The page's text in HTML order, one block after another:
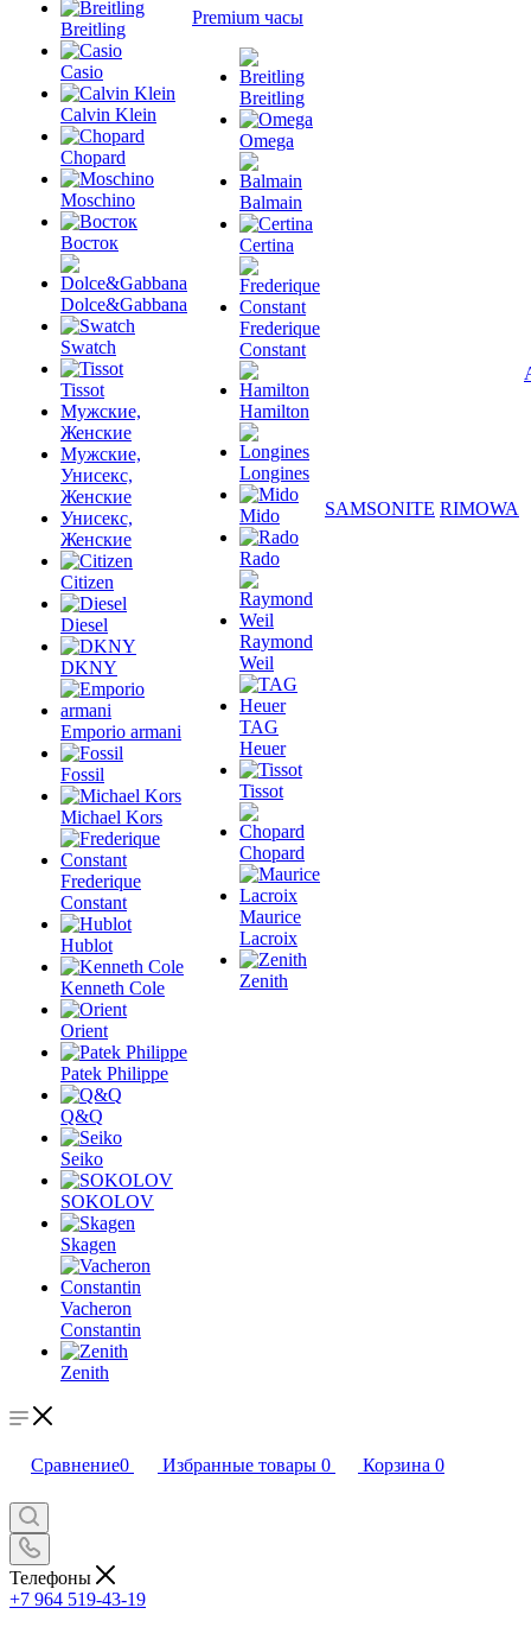
Breitling
Casio
Calvin Klein
Chopard
Moschino
Восток
Dolce&Gabbana
Swatch
Tissot
Мужские,
Женские
Мужские,
Унисекс,
Женские
Унисекс,
Женские
Citizen
Diesel
DKNY
Emporio armani
Fossil
Michael Kors
Frederique
Constant
Hublot
Kenneth Cole
Orient
Patek Philippe
Q&Q
Seiko
SOKOLOV
Skagen
Vacheron
Constantin
Zenith
Premium часы
Breitling
Omega
Balmain
Certina
Frederique
Constant
Hamilton
Longines
Mido
Rado
Raymond
Weil
TAG
Heuer
Tissot
Chopard
Maurice
Lacroix
Zenith
SAMSONITE RIMOWA
Сравнение0 Избранные товары 0 Корзина 0
Телефоны
+7 964 519-43-19